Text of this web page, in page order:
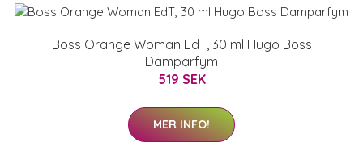
Boss Orange Woman EdT, 30 ml Hugo Boss
Damparfym
519 SEK
MER INFO!